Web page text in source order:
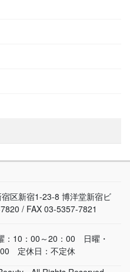
区新宿1-23-8 博洋堂新宿ビ
/ FAX 03-5357-7821
10：00～20：00 日曜・
定休日：不定休